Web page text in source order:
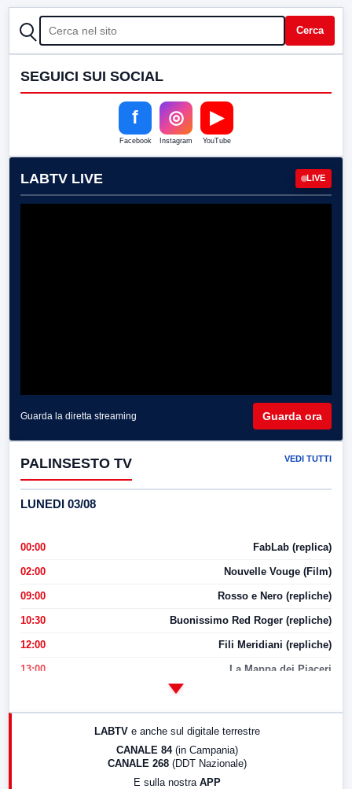
CERCA Cerca
SEGUICI SUI SOCIAL
f
Facebook
◎
Instagram
▶
YouTube
LABTV LIVE LIVE
Guarda la diretta streaming Guarda ora
PALINSESTO TV VEDI TUTTI
LUNEDI 03/08
00:00 FabLab (replica)
02:00 Nouvelle Vouge (Film)
09:00 Rosso e Nero (repliche)
10:30 Buonissimo Red Roger (repliche)
12:00 Fili Meridiani (repliche)
13:00 La Mappa dei Piaceri
17:00 LabNews (replica)
LABTV e anche sul digitale terrestre
CANALE 84 (in Campania)
CANALE 268 (DDT Nazionale)
E sulla nostra APP